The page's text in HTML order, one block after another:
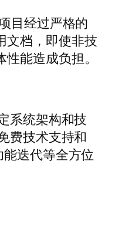
目经过严格的
文档，即使非技
能造成负担。
系统架构和技
费技术支持和
迭代等全方位